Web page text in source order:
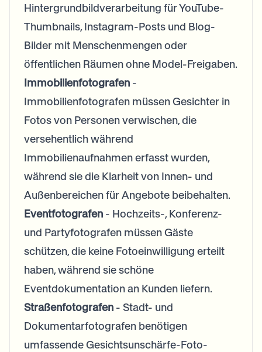
Hintergrundbildverarbeitung für YouTube-
Thumbnails, Instagram-Posts und Blog-
Bilder mit Menschenmengen oder
öffentlichen Räumen ohne Model-Freigaben.
Immobilienfotografen -
Immobilienfotografen müssen Gesichter in
Fotos von Personen verwischen, die
versehentlich während
Immobilienaufnahmen erfasst wurden,
während sie die Klarheit von Innen- und
Außenbereichen für Angebote beibehalten.
Eventfotografen - Hochzeits-, Konferenz-
und Partyfotografen müssen Gäste
schützen, die keine Fotoeinwilligung erteilt
haben, während sie schöne
Eventdokumentation an Kunden liefern.
Straßenfotografen - Stadt- und
Dokumentarfotografen benötigen
umfassende Gesichtsunschärfe-Foto-